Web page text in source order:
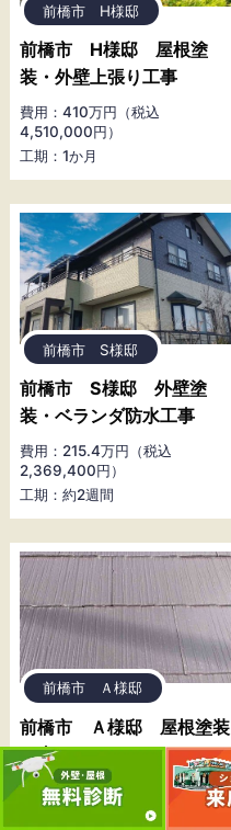
前橋市 H様邸
前橋市 H様邸 屋根塗
装・外壁上張り工事
費用：410万円（税込
4,510,000円）
工期：1か月
前橋市 S様邸
前橋市 S様邸 外壁塗
装・ベランダ防水工事
費用：215.4万円（税込
2,369,400円）
工期：約2週間
前橋市 Ａ様邸
前橋市 Ａ様邸 屋根塗装
工事
費用：40万円